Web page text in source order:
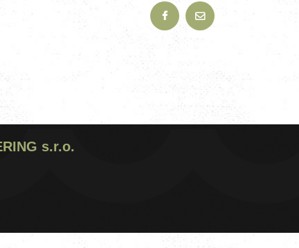
s.r.o.